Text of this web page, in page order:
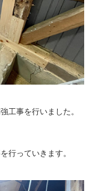
工事を行いました。
行っていきます。